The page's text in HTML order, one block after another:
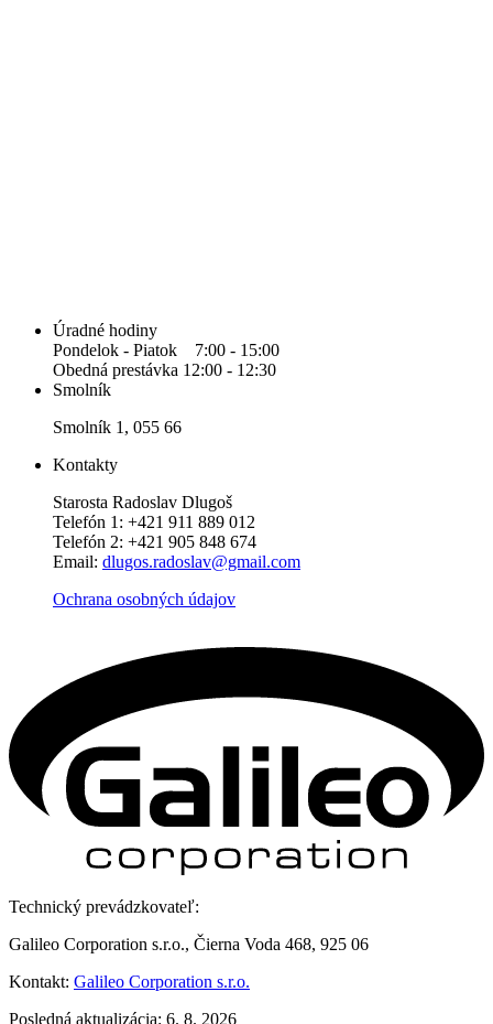
Úradné hodiny
Pondelok - Piatok 7:00 - 15:00
Obedná prestávka 12:00 - 12:30
Smolník
Smolník 1, 055 66
Kontakty
Starosta Radoslav Dlugoš
Telefón 1: +421 911 889 012
Telefón 2: +421 905 848 674
Email: dlugos.radoslav@gmail.com
Ochrana osobných údajov
Technický prevádzkovateľ:
Galileo Corporation s.r.o., Čierna Voda 468, 925 06
Kontakt: Galileo Corporation s.r.o.
Posledná aktualizácia: 6. 8. 2026